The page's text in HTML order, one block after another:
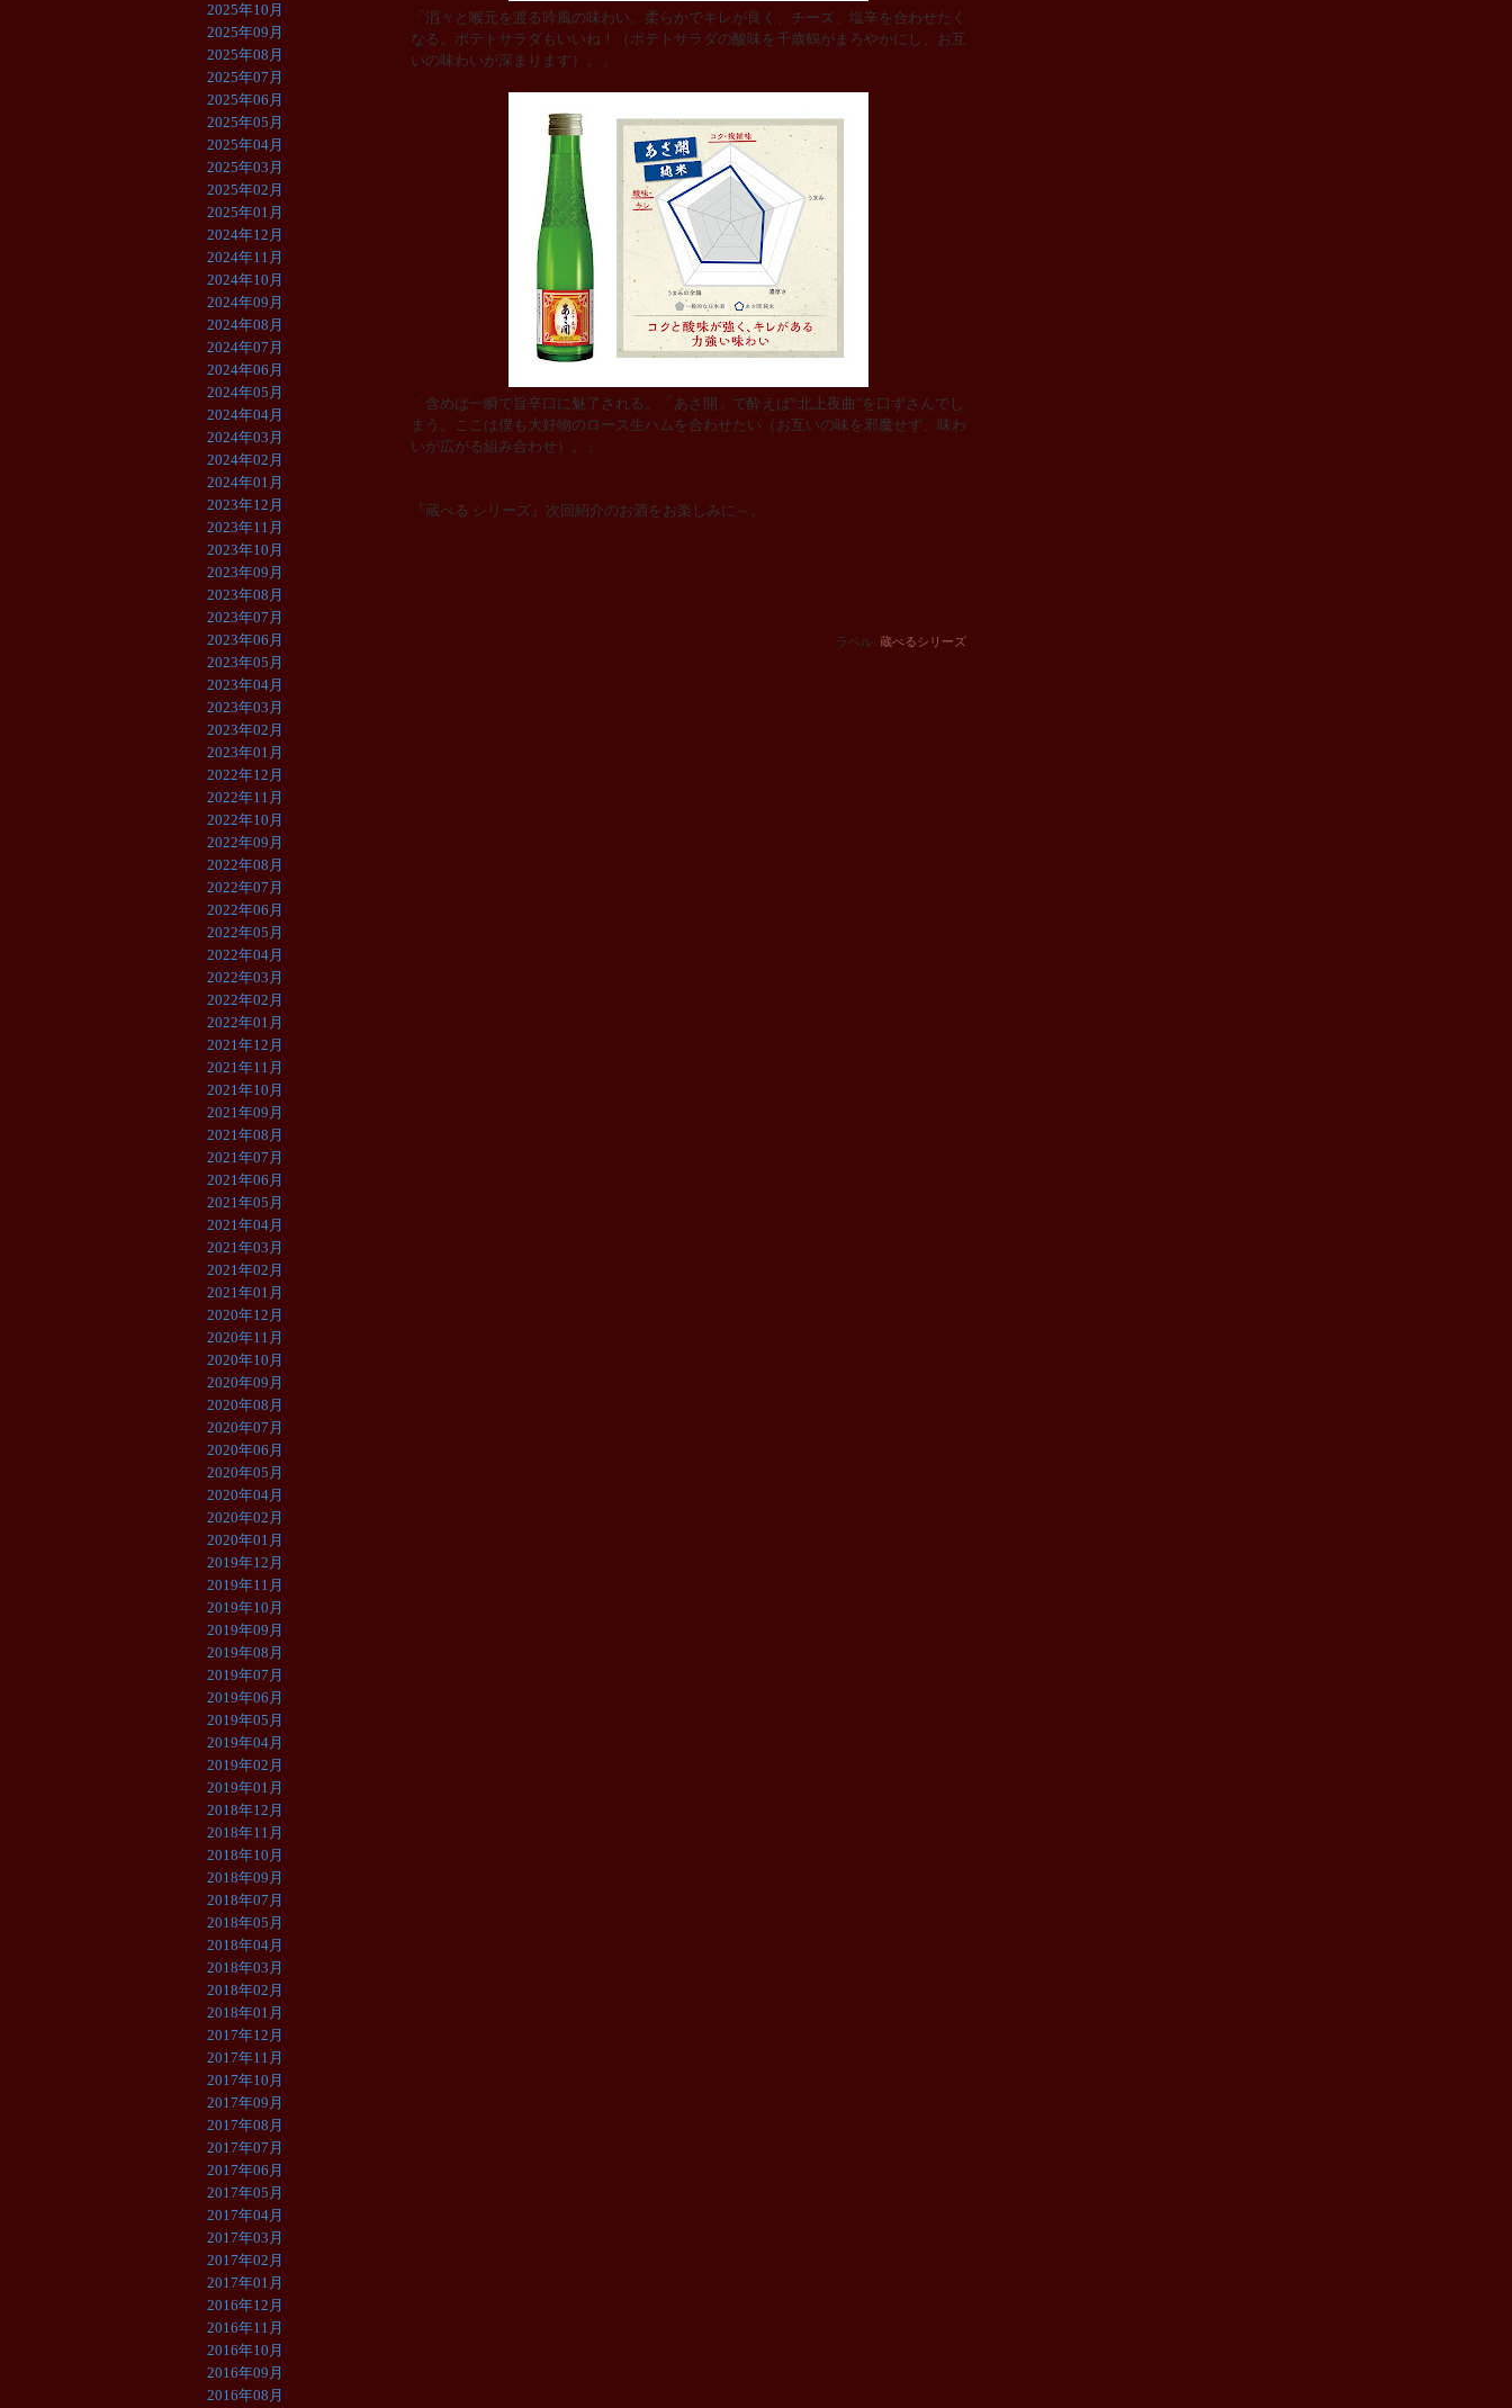
「滔々と喉元を渡る吟風の味わい。柔らかでキレが良く、チーズ、塩辛を合わせたく
なる。ポテトサラダもいいね！（ポテトサラダの酸味を千歳鶴がまろやかにし、お互
いの味わいが深まります）。」
「含めば一瞬で旨辛口に魅了される。「あさ開」で酔えば‶北上夜曲″を口ずさんでし
まう。ここは僕も大好物のロース生ハムを合わせたい（お互いの味を邪魔せず、味わ
いが広がる組み合わせ）。」
『蔵べる シリーズ』次回紹介のお酒をお楽しみに～。
ラベル: 蔵べるシリーズ
2025年10月
2025年09月
2025年08月
2025年07月
2025年06月
2025年05月
2025年04月
2025年03月
2025年02月
2025年01月
2024年12月
2024年11月
2024年10月
2024年09月
2024年08月
2024年07月
2024年06月
2024年05月
2024年04月
2024年03月
2024年02月
2024年01月
2023年12月
2023年11月
2023年10月
2023年09月
2023年08月
2023年07月
2023年06月
2023年05月
2023年04月
2023年03月
2023年02月
2023年01月
2022年12月
2022年11月
2022年10月
2022年09月
2022年08月
2022年07月
2022年06月
2022年05月
2022年04月
2022年03月
2022年02月
2022年01月
2021年12月
2021年11月
2021年10月
2021年09月
2021年08月
2021年07月
2021年06月
2021年05月
2021年04月
2021年03月
2021年02月
2021年01月
2020年12月
2020年11月
2020年10月
2020年09月
2020年08月
2020年07月
2020年06月
2020年05月
2020年04月
2020年02月
2020年01月
2019年12月
2019年11月
2019年10月
2019年09月
2019年08月
2019年07月
2019年06月
2019年05月
2019年04月
2019年02月
2019年01月
2018年12月
2018年11月
2018年10月
2018年09月
2018年07月
2018年05月
2018年04月
2018年03月
2018年02月
2018年01月
2017年12月
2017年11月
2017年10月
2017年09月
2017年08月
2017年07月
2017年06月
2017年05月
2017年04月
2017年03月
2017年02月
2017年01月
2016年12月
2016年11月
2016年10月
2016年09月
2016年08月